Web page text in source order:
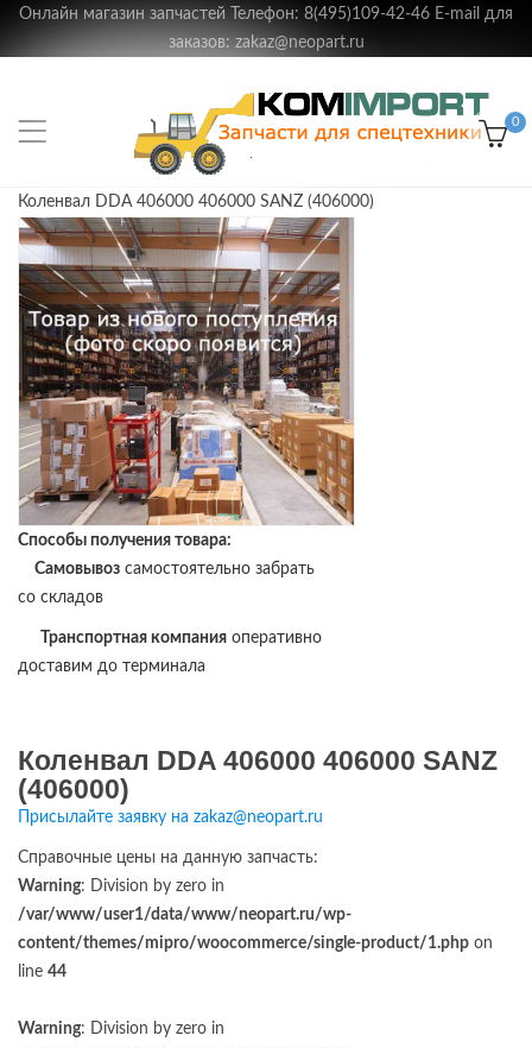
Онлайн магазин запчастей Телефон: 8(495)109-42-46 E-mail для
заказов: zakaz@neopart.ru
0
Коленвал DDA 406000 406000 SANZ (406000)
Способы получения товара:
Самовывоз самостоятельно забрать
со складов
Транспортная компания оперативно
доставим до терминала
Коленвал DDA 406000 406000 SANZ
(406000)
Присылайте заявку на zakaz@neopart.ru
Справочные цены на данную запчасть:
Warning: Division by zero in
/var/www/user1/data/www/neopart.ru/wp-
content/themes/mipro/woocommerce/single-product/1.php on
line 44
Warning: Division by zero in